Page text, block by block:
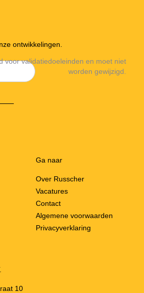
ontwikkelingen.
voor validatiedoeleinden en moet niet
worden gewijzigd.
Ga naar
Over Russcher
Vacatures
Contact
Algemene voorwaarden
Privacyverklaring
10